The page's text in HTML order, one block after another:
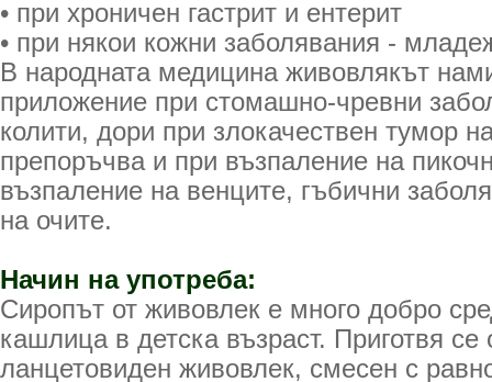
• при хроничен гастрит и ентерит
• при някои кожни заболявания -
В народната медицина живовлякът
приложение при стомашно-чревни
колити, дори при злокачествен тумор
препоръчва и при възпаление на
възпаление на венците, гъбични
на очите.
Начин на употреба:
Сиропът от живовлек е много добро
кашлица в детска възраст. Приготвя се
ланцетовиден живовлек, смесен с